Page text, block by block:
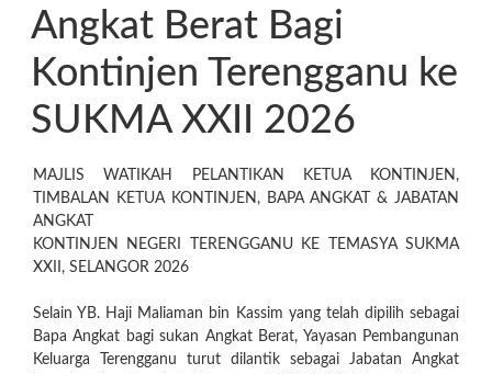
Angkat Berat Bagi
Kontinjen Terengganu ke
SUKMA XXII 2026
MAJLIS WATIKAH PELANTIKAN KETUA KONTINJEN,
TIMBALAN KETUA KONTINJEN, BAPA ANGKAT & JABATAN
ANGKAT
KONTINJEN NEGERI TERENGGANU KE TEMASYA SUKMA
XXII, SELANGOR 2026
Selain YB. Haji Maliaman bin Kassim yang telah dipilih sebagai
Bapa Angkat bagi sukan Angkat Berat, Yayasan Pembangunan
Keluarga Terengganu turut dilantik sebagai Jabatan Angkat